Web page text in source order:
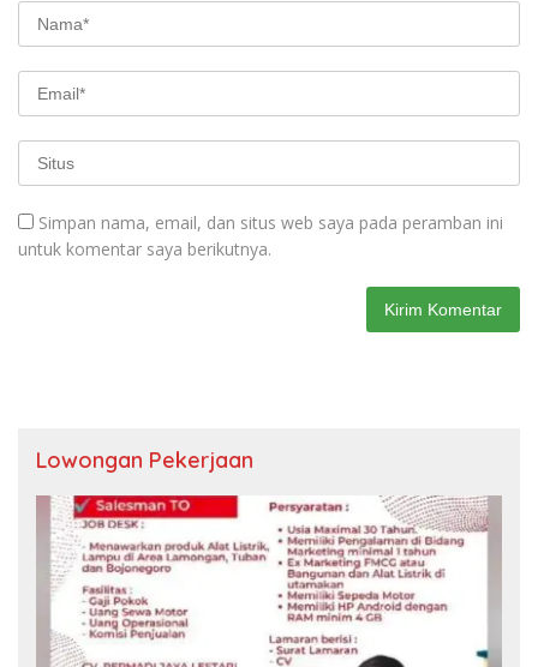
Simpan nama, email, dan situs web saya pada peramban ini
untuk komentar saya berikutnya.
Lowongan Pekerjaan